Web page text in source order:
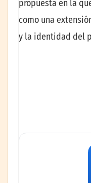
propuesta en la
como una
y la identidad del